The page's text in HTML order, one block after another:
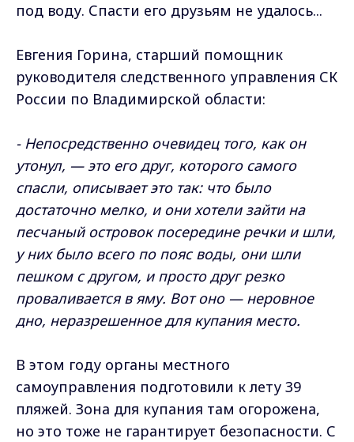
под воду. Спасти его друзьям не удалось...
Евгения Горина, старший помощник
руководителя следственного управления СК
России по Владимирской области:
- Непосредственно очевидец того, как он
утонул, — это его друг, которого самого
спасли, описывает это так: что было
достаточно мелко, и они хотели зайти на
песчаный островок посередине речки и шли,
у них было всего по пояс воды, они шли
пешком с другом, и просто друг резко
проваливается в яму. Вот оно — неровное
дно, неразрешенное для купания место.
В этом году органы местного
самоуправления подготовили к лету 39
пляжей. Зона для купания там огорожена,
но это тоже не гарантирует безопасности. С